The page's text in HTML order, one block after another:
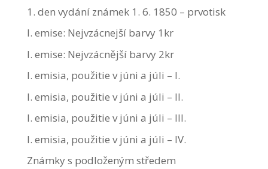
1. den vydání známek 1. 6. 1850 – prvotisk
I. emise: Nejvzácnejší barvy 1kr
I. emise: Nejvzácnější barvy 2kr
I. emisia, použitie v júni a júli – I.
I. emisia, použitie v júni a júli – II.
I. emisia, použitie v júni a júli – III.
I. emisia, použitie v júni a júli – IV.
Známky s podloženým středem